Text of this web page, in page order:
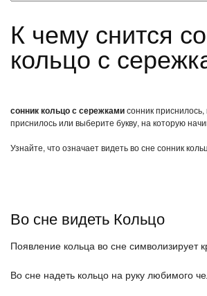
К чему снится сонник кольцо с сережками? сонник
кольцо с
сонник кольцо с сережкамисонник
приснилось или выберите букву, на которую
Узнайте, что означает видеть во сне сонник
Во сне видеть Кольцо
Появление кольца во сне символизирует
Во сне надеть кольцо на руку любимого